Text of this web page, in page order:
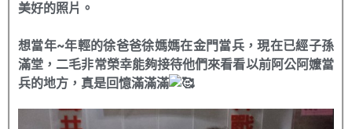
美好的照片。
想當年~年輕的徐爸爸徐媽媽在金門當兵，現在已經子孫
滿堂，二毛非常榮幸能夠接待他們來看看以前阿公阿嬤當
兵的地方，真是回憶滿滿滿